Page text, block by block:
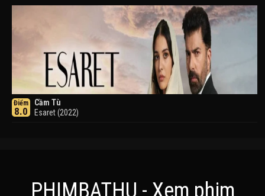
Điểm
8.0
Cầm Tù
Esaret (2022)
PHIMBATHU - Xem phim